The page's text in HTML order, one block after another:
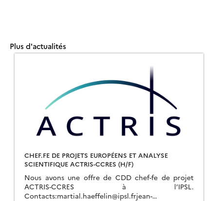
Plus d'actualités
CHEF.FE DE PROJETS EUROPÉENS ET ANALYSE
SCIENTIFIQUE ACTRIS-CCRES (H/F)
Nous avons une offre de CDD chef-fe de projet
ACTRIS-CCRES à l’IPSL.
Contacts:martial.haeffelin@ipsl.frjean-